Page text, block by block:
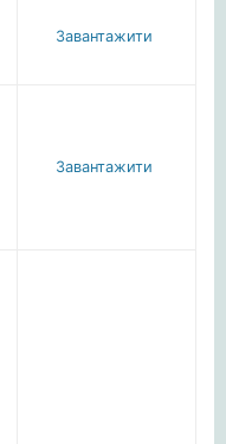
Завантажити
Завантажити